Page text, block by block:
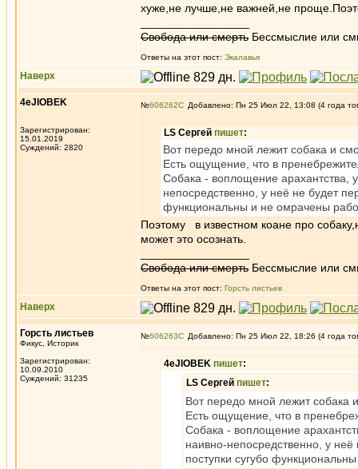
хуже,не лучше,не важней,не
Свобода или смерть Бессмыслие или
Ответы на этот пост: Экалавья
Наверх
4eJIOBEK
Зарегистрирован:
15.01.2019
Суждений: 2820
№606262 Добавлено: Пн 25 Июл 22, 13:08 (4 года
LS Сергей пишет:
Вот передо мной лежит собака и
Есть ощущение, что в
Собака - воплощение арахантства,
непосредственно, у неё не будет
функциональны и не омрачены
Поэтому в известном коане про
может это осознать.
Свобода или смерть Бессмыслие или
Ответы на этот пост: Горсть листьев
Наверх
Горсть листьев
Фикус, Историк
Зарегистрирован:
10.09.2010
Суждений: 31235
№606263 Добавлено: Пн 25 Июл 22, 18:26 (4 года
4eJIOBEK пишет:
LS Сергей пишет:
Вот передо мной лежит собака
Есть ощущение, что в
Собака - воплощение
наивно-непосредственно, у
поступки сугубо